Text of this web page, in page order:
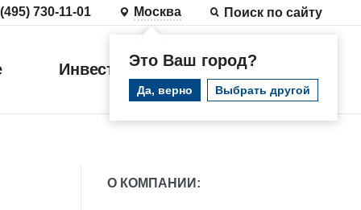
730-11-01 Москва
Это Ваш город?
Да, верно Выбрать другой
Поиск по сайту
Инвестиции
О КОМПАНИИ: